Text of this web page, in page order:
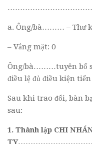
a. Ông/bà……… – Thư
– Vắng mặt: 0
Ông/bà………tuyên bố
điều lệ đủ điều kiện
Sau khi trao đổi, bàn
sau:
1. Thành lập CHI